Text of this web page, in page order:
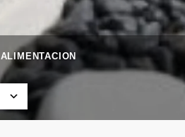
ALIMENTACION